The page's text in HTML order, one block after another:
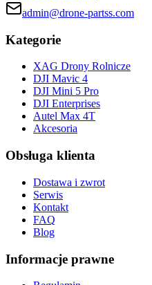
admin@drone-partss.com
Kategorie
XAG Drony Rolnicze
DJI Mavic 4
DJI Mini 5 Pro
DJI Enterprises
Autel Max 4T
Akcesoria
Obsługa klienta
Dostawa i zwrot
Serwis
Kontakt
FAQ
Blog
Informacje prawne